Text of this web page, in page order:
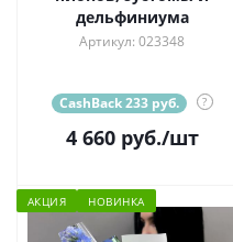
дельфиниума
Артикул: 023348
CashBack 233 руб. ?
4 660руб./шт
АКЦИЯ НОВИНКА